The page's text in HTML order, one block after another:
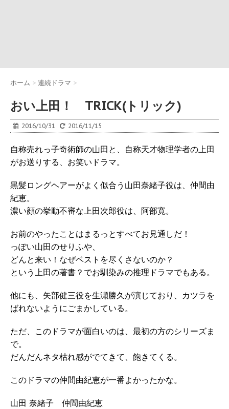
ホーム > 連続ドラマ >
おい上田！ TRICK(トリック)
2016/10/31 2016/11/15
自称売れっ子奇術師の山田と、自称天才物理学者の上田
がお送りする、お笑いドラマ。
黒髪ロングヘアーがよく似合う山田奈緒子役は、仲間由
紀恵。
濃い顔の挙動不審な上田次郎役は、阿部寛。
お前のやったことはまるっとすべてお見通しだ！
っぽい山田のせりふや、
どんと来い！なぜベストを尽くさないのか？
という上田の著書？でお馴染みの推理ドラマでもある。
他にも、矢部健三役を生瀬勝久が演じており、カツラを
ばれないようにごまかしている。
ただ、このドラマが面白いのは、最初の方のシリーズま
で。
だんだんネタ枯れ感がでてきて、飽きてくる。
このドラマの仲間由紀恵が一番よかったかな。
山田 奈緒子 仲間由紀恵